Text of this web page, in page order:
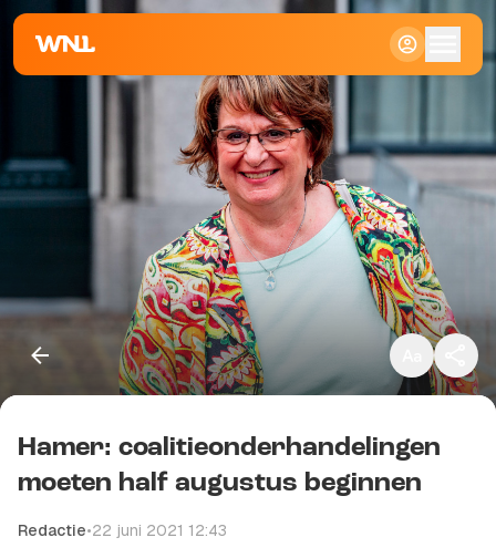
Klein
Standaard
Groot
Kopieer link
Hamer: coalitieonderhandelingen
moeten half augustus beginnen
Redactie•22 juni 2021 12:43